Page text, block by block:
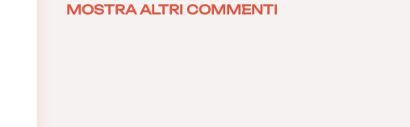
MOSTRA ALTRI COMMENTI